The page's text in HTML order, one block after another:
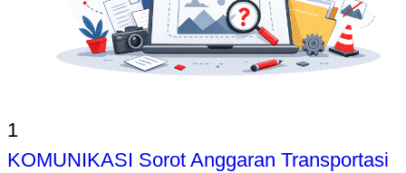
1
KOMUNIKASI Sorot Anggaran Transportasi